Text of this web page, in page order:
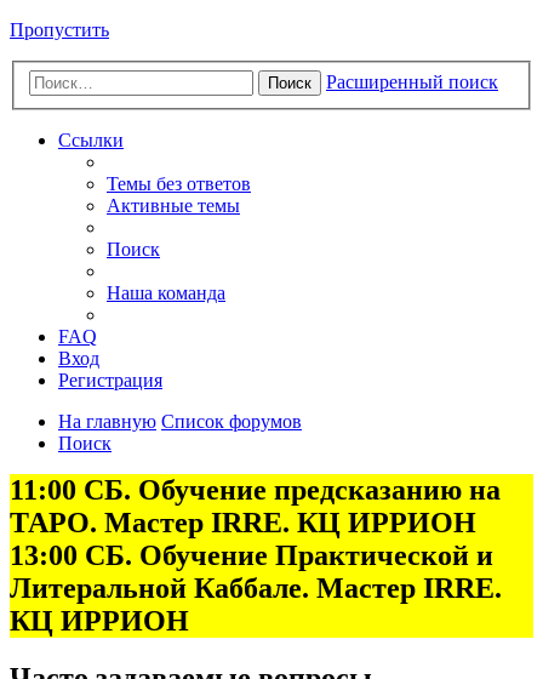
Пропустить
Поиск Расширенный поиск
Ссылки
Темы без ответов
Активные темы
Поиск
Наша команда
FAQ
Вход
Регистрация
На главную Список форумов
Поиск
11:00 СБ. Обучение предсказанию на
ТАРО. Мастер IRRE. КЦ ИРРИОН
13:00 СБ. Обучение Практической и
Литеральной Каббале. Мастер IRRE.
КЦ ИРРИОН